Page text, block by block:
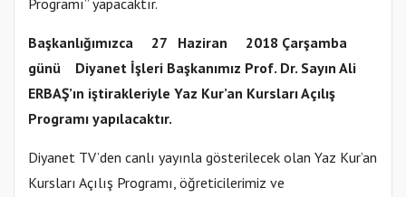
Başkanlığımızca 27 Haziran 2018 Çarşamba
günü Diyanet İşleri Başkanımız Prof. Dr. Sayın Ali
ERBAŞ’ın iştirakleriyle Yaz Kur’an Kursları Açılış
Programı yapılacaktır.
Diyanet TV’den canlı yayınla gösterilecek olan Yaz Kur’an
Kursları Açılış Programı, öğreticilerimiz ve